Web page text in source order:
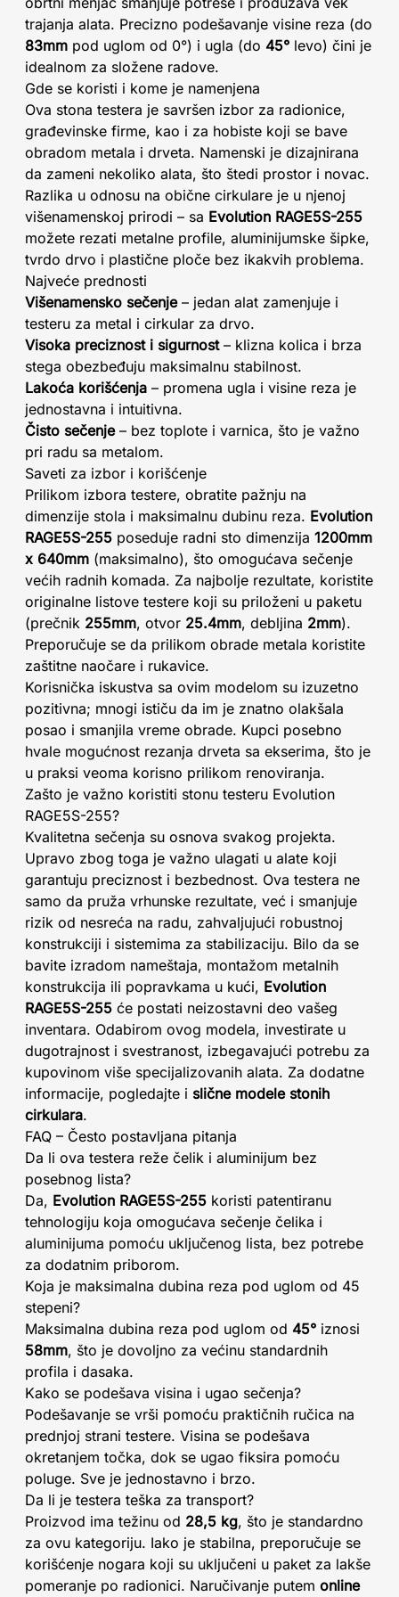
trajanja alata. Precizno podešavanje visine reza (do
83mm pod uglom od 0°) i ugla (do 45° levo) čini je
idealnom za složene radove.
Gde se koristi i kome je namenjena
Ova stona testera je savršen izbor za radionice,
građevinske firme, kao i za hobiste koji se bave
obradom metala i drveta. Namenski je dizajnirana
da zameni nekoliko alata, što štedi prostor i novac.
Razlika u odnosu na obične cirkulare je u njenoj
višenamenskoj prirodi – sa Evolution RAGE5S-255
možete rezati metalne profile, aluminijumske šipke,
tvrdo drvo i plastične ploče bez ikakvih problema.
Najveće prednosti
Višenamensko sečenje– jedan alat zamenjuje i
testeru za metal i cirkular za drvo.
Visoka preciznost i sigurnost– klizna kolica i brza
stega obezbeđuju maksimalnu stabilnost.
Lakoća korišćenja – promena ugla i visine reza je
jednostavna i intuitivna.
Čisto sečenje– bez toplote i varnica, što je važno
pri radu sa metalom.
Saveti za izbor i korišćenje
Prilikom izbora testere, obratite pažnju na
dimenzije stola i maksimalnu dubinu reza. Evolution
RAGE5S-255 poseduje radni sto dimenzija 1200mm
x 640mm (maksimalno), što omogućava sečenje
većih radnih komada. Za najbolje rezultate, koristite
originalne listove testere koji su priloženi u paketu
(prečnik 255mm, otvor 25.4mm, debljina 2mm).
Preporučuje se da prilikom obrade metala koristite
zaštitne naočare i rukavice.
Korisnička iskustva sa ovim modelom su izuzetno
pozitivna; mnogi ističu da im je znatno olakšala
posao i smanjila vreme obrade. Kupci posebno
hvale mogućnost rezanja drveta sa ekserima, što je
u praksi veoma korisno prilikom renoviranja.
Zašto je važno koristiti stonu testeru Evolution
RAGE5S-255?
Kvalitetna sečenja su osnova svakog projekta.
Upravo zbog toga je važno ulagati u alate koji
garantuju preciznost i bezbednost. Ova testera ne
samo da pruža vrhunske rezultate, već i smanjuje
rizik od nesreća na radu, zahvaljujući robustnoj
konstrukciji i sistemima za stabilizaciju. Bilo da se
bavite izradom nameštaja, montažom metalnih
konstrukcija ili popravkama u kući, Evolution
RAGE5S-255 će postati neizostavni deo vašeg
inventara. Odabirom ovog modela, investirate u
dugotrajnost i svestranost, izbegavajući potrebu za
kupovinom više specijalizovanih alata. Za dodatne
informacije, pogledajte i slične modele stonih
cirkulara.
FAQ – Često postavljana pitanja
Da li ova testera reže čelik i aluminijum bez
posebnog lista?
Da, Evolution RAGE5S-255 koristi patentiranu
tehnologiju koja omogućava sečenje čelika i
aluminijuma pomoću uključenog lista, bez potrebe
za dodatnim priborom.
Koja je maksimalna dubina reza pod uglom od 45
stepeni?
Maksimalna dubina reza pod uglom od 45° iznosi
58mm, što je dovoljno za većinu standardnih
profila i dasaka.
Kako se podešava visina i ugao sečenja?
Podešavanje se vrši pomoću praktičnih ručica na
prednjoj strani testere. Visina se podešava
okretanjem točka, dok se ugao fiksira pomoću
poluge. Sve je jednostavno i brzo.
Da li je testera teška za transport?
Proizvod ima težinu od 28,5 kg, što je standardno
za ovu kategoriju. Iako je stabilna, preporučuje se
korišćenje nogara koji su uključeni u paket za lakše
pomeranje po radionici. Naručivanje putem online